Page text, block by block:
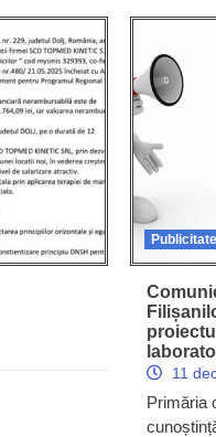
Publicitate
11
Primăria